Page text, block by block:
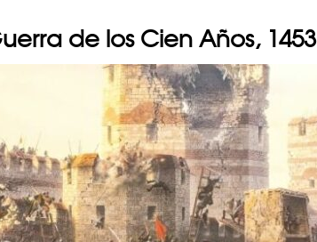
de los Cien Años, 1453